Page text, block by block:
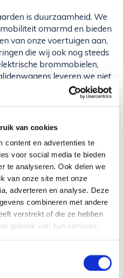
van cookies
content en advertenties te
voor social media te bieden
te analyseren. Ook delen we
van onze site met onze
adverteren en analyse. Deze
combineren met andere
verstrekt of die ze hebben
gebruik van hun services.
is duurzaamheid. We
omarmd en bieden
van onze voertuigen aan,
die wij ook nog steeds
brommobielen,
leveren we niet
oplossingen, maar ook
en toekomstgericht zijn.
zijn we
voertuigaanpassingen te
personen. We begrijpen
en mobiliteit, en
zijn ontworpen om de
met beperkingen te
nauw samen met onze
gemaakte oplossingen te
hun specifieke behoeften en
en bewezen trackrecord
voor het leveren van